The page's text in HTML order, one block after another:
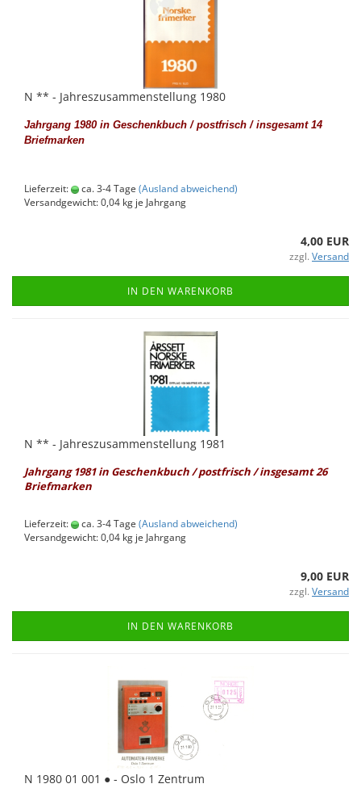
N ** - Jah­res­zu­sam­men­stel­lung 1980
Jahr­gang 1980 in Ge­schenk­buch / post­frisch / ins­ge­samt 14
Brief­mar­ken
Lieferzeit: ca. 3-4 Tage (Ausland abweichend)
Versandgewicht:0,04 kg je Jahrgang
4,00 EUR
zzgl. Versand
IN DEN WARENKORB
N ** - Jah­res­zu­sam­men­stel­lung 1981
Jahr­gang 1981 in Ge­schenk­buch / post­frisch / ins­ge­samt 26
Brief­mar­ken
Lieferzeit: ca. 3-4 Tage (Ausland abweichend)
Versandgewicht:0,04 kg je Jahrgang
9,00 EUR
zzgl. Versand
IN DEN WARENKORB
N 1980 01 001 ● - Oslo 1 Zen­trum